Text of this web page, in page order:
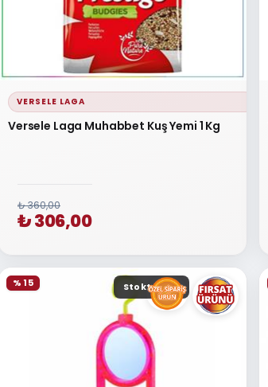
VERSELE LAGA
Versele Laga Muhabbet Kuş Yemi 1 Kg
₺ 360,00
₺ 306,00
Stokta yok
% 15